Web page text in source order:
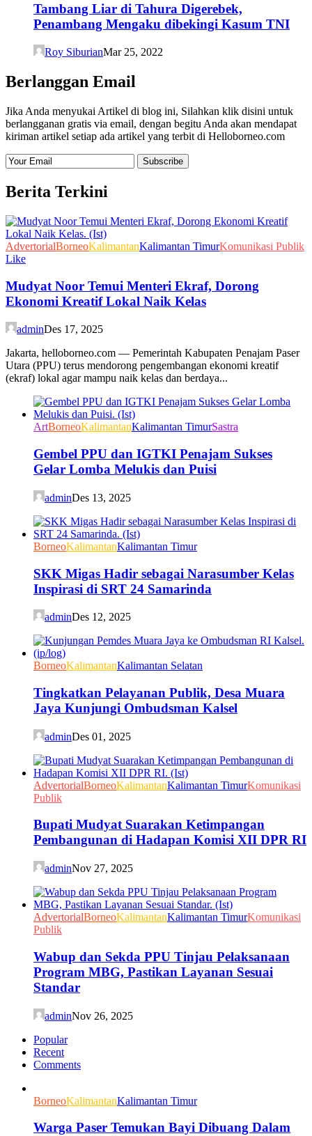
Tambang Liar di Tahura Digerebek,
Penambang Mengaku dibekingi Kasum TNI
Roy SiburianMar 25, 2022
Berlanggan Email
Jika Anda menyukai Artikel di blog ini, Silahkan klik disini untuk
berlangganan gratis via email, dengan begitu Anda akan mendapat
kiriman artikel setiap ada artikel yang terbit di Helloborneo.com
Berita Terkini
AdvertorialBorneoKalimantanKalimantan TimurKomunikasi Publik
Like
Mudyat Noor Temui Menteri Ekraf, Dorong
Ekonomi Kreatif Lokal Naik Kelas
adminDes 17, 2025
Jakarta, helloborneo.com — Pemerintah Kabupaten Penajam Paser
Utara (PPU) terus mendorong pengembangan ekonomi kreatif
(ekraf) lokal agar mampu naik kelas dan berdaya...
ArtBorneoKalimantanKalimantan TimurSastra
Gembel PPU dan IGTKI Penajam Sukses
Gelar Lomba Melukis dan Puisi
adminDes 13, 2025
BorneoKalimantanKalimantan Timur
SKK Migas Hadir sebagai Narasumber Kelas
Inspirasi di SRT 24 Samarinda
adminDes 12, 2025
BorneoKalimantanKalimantan Selatan
Tingkatkan Pelayanan Publik, Desa Muara
Jaya Kunjungi Ombudsman Kalsel
adminDes 01, 2025
AdvertorialBorneoKalimantanKalimantan TimurKomunikasi
Publik
Bupati Mudyat Suarakan Ketimpangan
Pembangunan di Hadapan Komisi XII DPR RI
adminNov 27, 2025
AdvertorialBorneoKalimantanKalimantan TimurKomunikasi
Publik
Wabup dan Sekda PPU Tinjau Pelaksanaan
Program MBG, Pastikan Layanan Sesuai
Standar
adminNov 26, 2025
Popular
Recent
Comments
BorneoKalimantanKalimantan Timur
Warga Paser Temukan Bayi Dibuang Dalam